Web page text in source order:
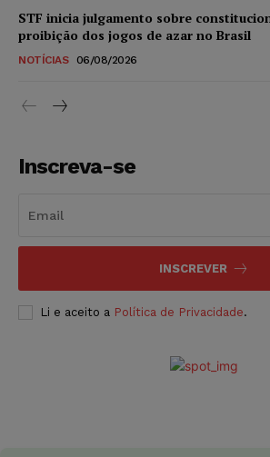
STF inicia julgamento sobre
proibição dos jogos de azar no Brasil
NOTÍCIAS 06/08/2026
Inscreva-se
INSCREVER
Li e aceito a Política de Privacidade.